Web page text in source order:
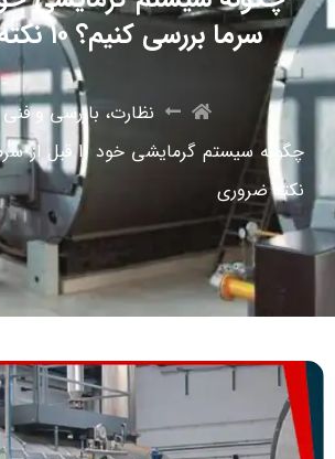
سرما بررسی کنیم؟ ۱۰ نکته ضروری
نظارت، بازرسی و فنی
نکته ضروری